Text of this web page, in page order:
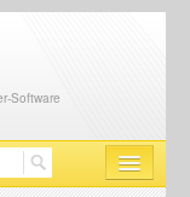
Software